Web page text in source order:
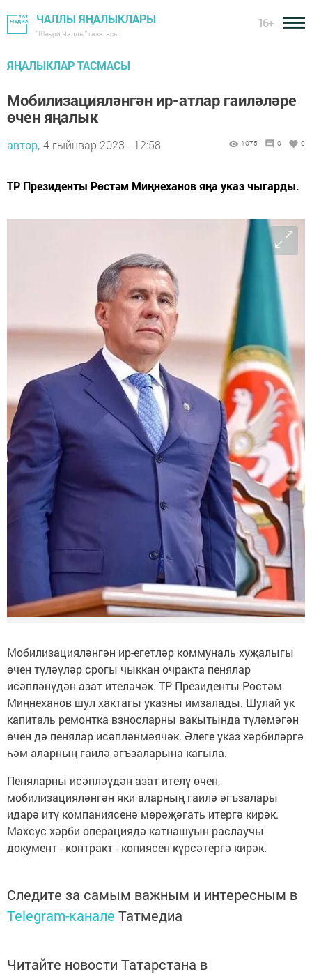
ЧАЛЛЫ ЯҢАЛЫКЛАРЫ
"Шәһри Чаллы" газетасы
16+
ЯҢАЛЫКЛАР ТАСМАСЫ
Мобилизацияләнгән ир-атлар гаиләләре
өчен яңалык
автор, 4 гыйнвар 2023 - 12:58 1075 0 0
ТР Президенты Рөстәм Миңнеханов яңа указ чыгарды.
Мобилизацияләнгән ир-егетләр коммуналь хуҗалыгы
өчен түләүләр срогы чыккан очракта пенялар
исәпләнүдән азат ителәчәк. ТР Президенты Рөстәм
Миңнеханов шул хактагы указны имзалады. Шулай ук
капиталь ремонтка взносларны вакытында түләмәгән
өчен дә пенялар исәпләнмәячәк. Әлеге указ хәрбиләргә
һәм аларның гаилә әгъзаларына кагыла.
Пеняларны исәпләүдән азат ителү өчен,
мобилизацияләнгән яки аларның гаилә әгъзалары
идарә итү компаниясенә мөрәҗәгать итергә кирәк.
Махсус хәрби операциядә катнашуын раслаучы
документ - контракт - копиясен күрсәтергә кирәк.
Следите за самым важным и интересным в
Telegram-канале Татмедиа
Читайте новости Татарстана в